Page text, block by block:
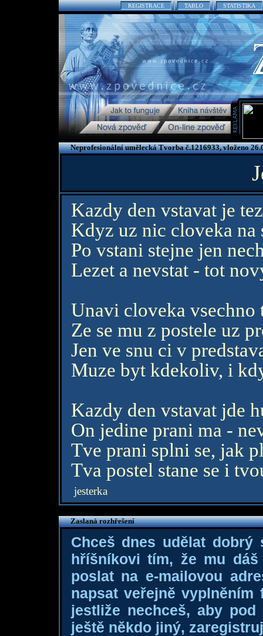
REGISTRACE TABLO STATISTIKA
Neprofesionální umělecká Tvorba č.1216933, vloženo
Kazdy den vstavat je
Kdyz uz nic cloveka na
Po vstani stejne jen
Lezet a nevstat - tot
Unavi cloveka vsechno
Ze se mu z postele uz
Jen ve snu ci v
Muze byt kdekoliv, i
Kazdy den vstavat jde
On jedine prani ma -
Tve prani splni se, jak
Tva postel stane se i
jesterka
Zaslaná rozhřešení
Chceš dnes udělat dobrý
hříšníkovi tím, že mu
poslat na e-mailovou
napsat veřejně
jestliže nechceš, aby
ještě někdo jiný,